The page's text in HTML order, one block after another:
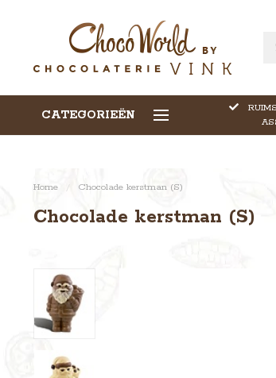
CATEGORIEËN
CALLEBAUT CHOCOLADE
Home / Chocolade kerstman (S)
Chocolade kerstman (S)